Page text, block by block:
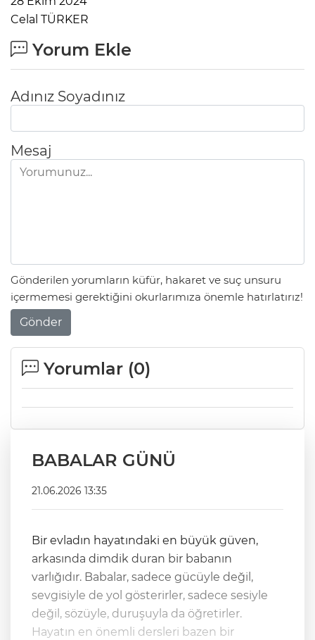
Celal TÜRKER
Yorum Ekle
Adınız Soyadınız
Mesaj
Gönderilen yorumların küfür, hakaret ve suç unsuru
içermemesi gerektiğini okurlarımıza önemle hatırlatırız!
Gönder
Yorumlar (0)
BABALAR GÜNÜ
21.06.2026 13:35
Bir evladın hayatındaki en büyük güven,
arkasında dimdik duran bir babanın
varlığıdır. Babalar, sadece gücüyle değil,
sevgisiyle de yol gösterirler, sadece sesiyle
değil, sözüyle, duruşuyla da öğretirler.
Hayatın en önemli dersleri bazen bir